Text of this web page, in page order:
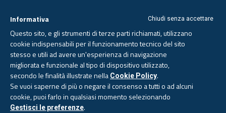
Venerdì, 7 agosto 2026 - Aggiornato alle 6.00
Chiudi senza accettare
Informativa
Questo sito, e gli strumenti di terze parti richiamati, utilizzano
cookie indispensabili per il funzionamento tecnico del sito
stesso e utili ad avere un'esperienza di navigazione
migliorata e funzionale al tipo di dispositivo utilizzato,
secondo le finalità illustrate nella Cookie Policy.
Se vuoi saperne di più o negare il consenso a tutti o ad alcuni
cookie, puoi farlo in qualsiasi momento selezionando
Gestisci le preferenze.